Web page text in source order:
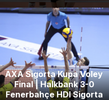
AXA Sigorta Kupa Voley
Final | Halkbank 3-0
Fenerbahçe HDI Sigorta